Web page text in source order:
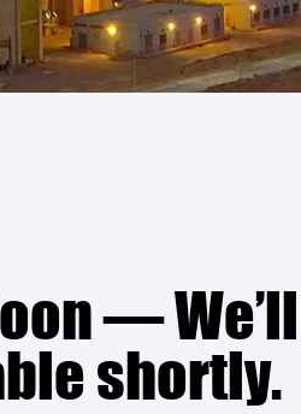
— We’ll
shortly.